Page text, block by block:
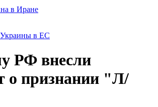
в Иране
в ЕС
РФ внесли
о признании "Л/